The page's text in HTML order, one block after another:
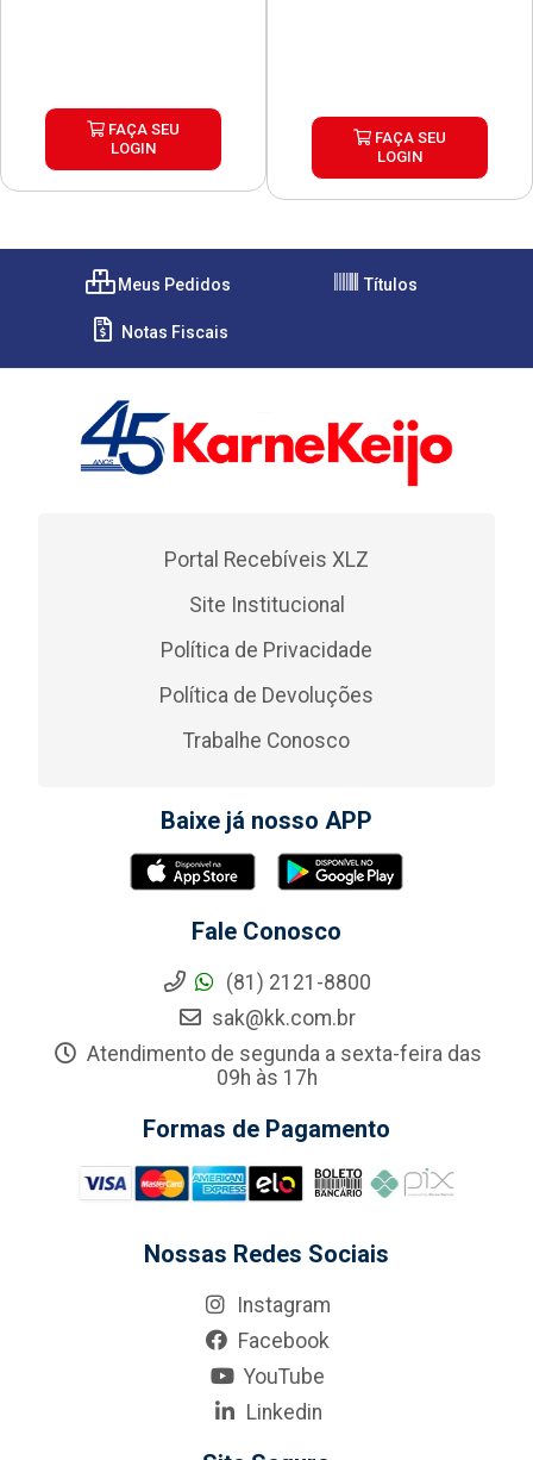
FAÇA SEU
LOGIN
FAÇA SEU
LOGIN
Meus Pedidos Títulos
Notas Fiscais
Portal Recebíveis XLZ
Site Institucional
Política de Privacidade
Política de Devoluções
Trabalhe Conosco
Baixe já nosso APP
Fale Conosco
(81) 2121-8800
sak@kk.com.br
Atendimento de segunda a sexta-feira das
09h às 17h
Formas de Pagamento
Nossas Redes Sociais
Instagram
Facebook
YouTube
Linkedin